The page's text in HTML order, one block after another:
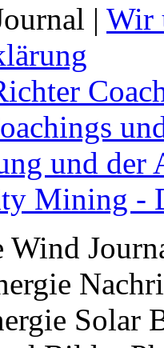
| Wir
und
Mining -
Wind
Solar